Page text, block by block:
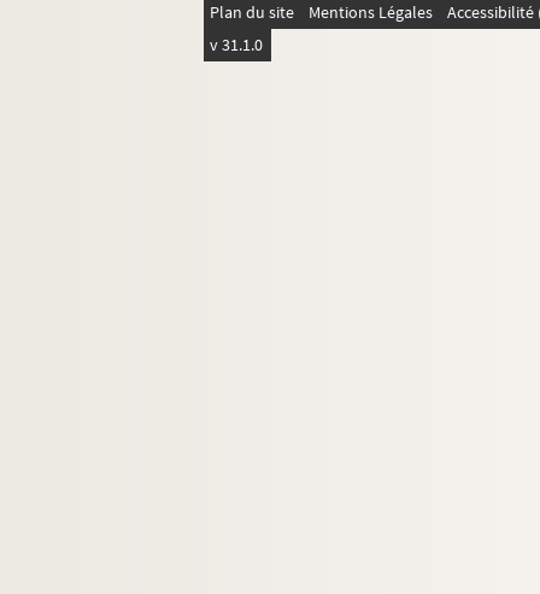
Plan du site Mentions Légales
v 31.1.0